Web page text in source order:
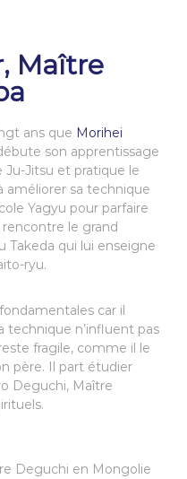
Maître
ans que Morihei
son apprentissage
Ju-Jitsu et pratique le
améliorer sa technique
Yagyu pour parfaire
rencontre le grand
Takeda qui lui enseigne
ryu.
car il
technique n’influent pas
fragile, comme il le
père. Il part étudier
Deguchi, Maître
Deguchi en Mongolie